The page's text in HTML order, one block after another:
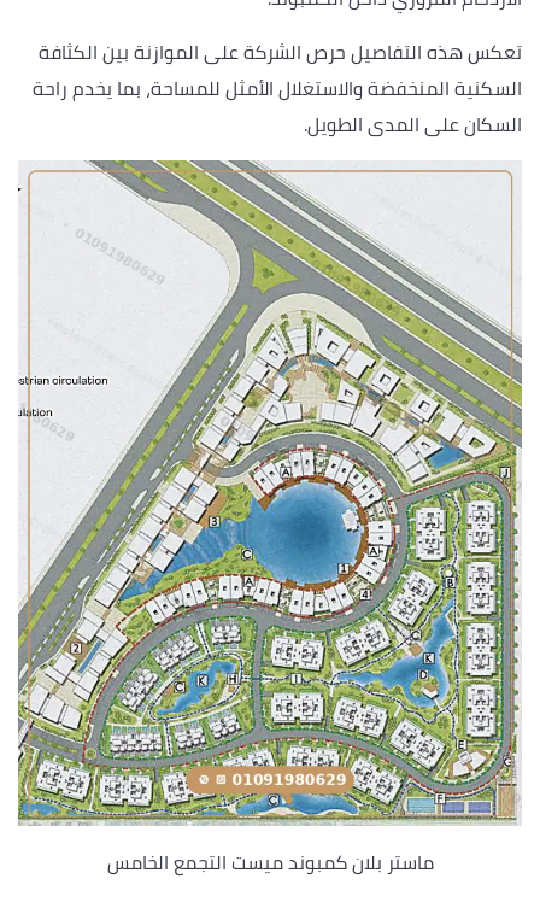
تعكس هذه التفاصيل حرص الشركة على الموازنة بين الكثافة
السكنية المنخفضة والاستغلال الأمثل للمساحة، بما يخدم راحة
السكان على المدى الطويل.
ماستر بلان كمبوند ميست التجمع الخامس